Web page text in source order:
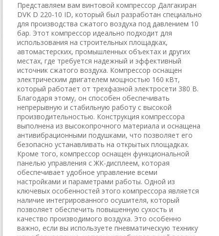
Представляем вам винтовой компрессор Далгакиран
DVK D 220-10 ID, который был разработан специально
для производства сжатого воздуха под давлением 10
бар. Этот компрессор идеально подходит для
использования на строительных площадках,
автомастерских, промышленных объектах и других
местах, где требуется надежный и эффективный
источник сжатого воздуха. Компрессор оснащен
электрическим двигателем мощностью 160 кВт,
который работает от трехфазной электросети 380 В.
Благодаря этому, он способен обеспечивать
непрерывную и стабильную работу с высокой
производительностью. Конструкция компрессора
выполнена из высокопрочного материала и оснащена
антивибрационными подушками, что позволяет его
безопасно устанавливать на открытых площадках.
Кроме того, компрессор оснащен функциональной
панелью управления с ЖК-дисплеем, которая
обеспечивает удобное управление всеми
настройками и параметрами работы. Одной из
ключевых особенностей этого компрессора является
наличие интегрированного осушителя, который
позволяет обеспечить повышенную сухость и
качество производимого воздуха. Это особенно
важно, если вы используете пневматическую технику